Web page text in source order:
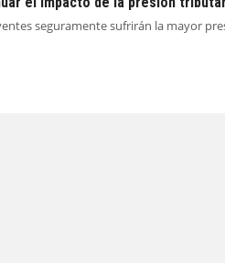
seguramente sufrirán la mayor